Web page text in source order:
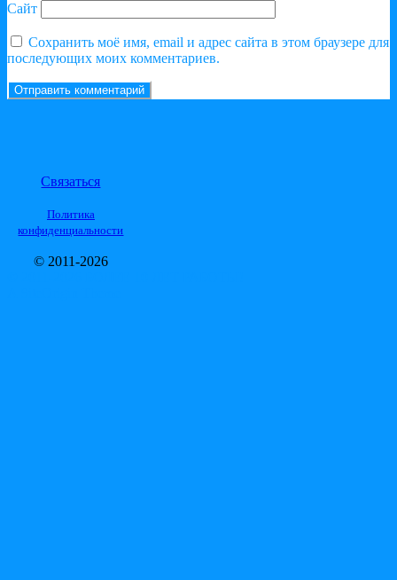
Сайт
Сохранить моё имя, email и адрес сайта в этом браузере для
последующих моих комментариев.
Связаться
Политика
конфиденциальности
© 2011-2026